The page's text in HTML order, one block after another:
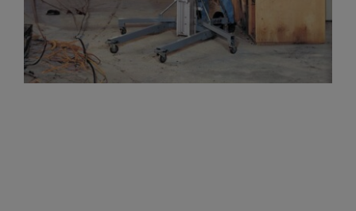
Ersatzteil Anfrage
Beratung